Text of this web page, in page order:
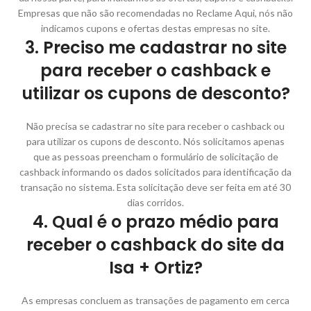
Empresas que não são recomendadas no Reclame Aqui, nós não
indicamos cupons e ofertas destas empresas no site.
3. Preciso me cadastrar no site
para receber o cashback e
utilizar os cupons de desconto?
Não precisa se cadastrar no site para receber o cashback ou
para utilizar os cupons de desconto. Nós solicitamos apenas
que as pessoas preencham o formulário de solicitação de
cashback informando os dados solicitados para identificação da
transação no sistema. Esta solicitação deve ser feita em até 30
dias corridos.
4. Qual é o prazo médio para
receber o cashback do site da
Isa + Ortiz?
As empresas concluem as transações de pagamento em cerca